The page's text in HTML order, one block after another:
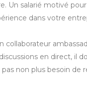
Un salarié motivé
dans votre
collaborateur
en direct, il
pas non plus besoin